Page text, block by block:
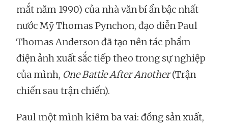
mắt năm 1990) của nhà văn bí ẩn bậc nhất
nước Mỹ Thomas Pynchon, đạo diễn Paul
Thomas Anderson đã tạo nên tác phẩm
điện ảnh xuất sắc tiếp theo trong sự nghiệp
của mình, One Battle After Another(Trận
chiến sau trận chiến).
Paul một mình kiêm ba vai: đồng sản xuất,